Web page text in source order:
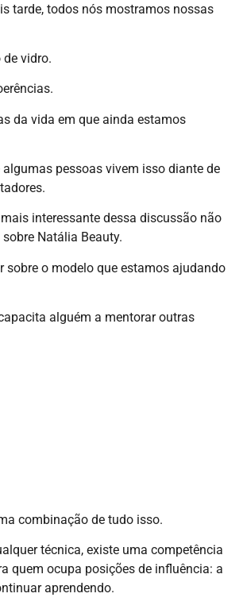
tarde, todos nós mostramos nossas
vidro.
da vida em que ainda estamos
algumas pessoas vivem isso diante de
interessante dessa discussão não
Natália Beauty.
sobre o modelo que estamos ajudando
alguém a mentorar outras
combinação de tudo isso.
técnica, existe uma competência
quem ocupa posições de influência: a
aprendendo.